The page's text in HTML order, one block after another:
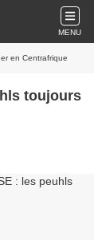
MENU
en Centrafrique
toujours